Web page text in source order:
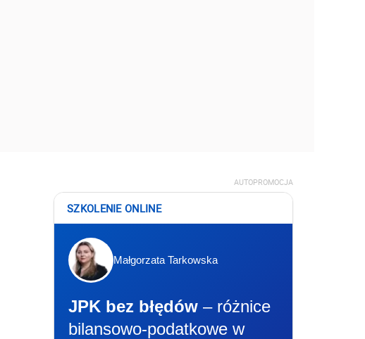
AUTOPROMOCJA
SZKOLENIE ONLINE
Małgorzata Tarkowska
JPK bez błędów – różnice
bilansowo-podatkowe w